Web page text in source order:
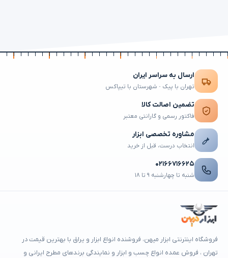
ارسال به سراسر ایران
تهران با پیک · شهرستان با تیپاکس
تضمین اصالت کالا
فاکتور رسمی و گارانتی معتبر
مشاوره تخصصی ابزار
انتخاب درست، قبل از خرید
۰۲۱۶۶۷۱۶۶۲۵
شنبه تا چهارشنبه ۹ تا ۱۸
فروشگاه اینترنتی ابزار میهن، فروشنده انواع ابزار و یراق با بهترین قیمت در
تهران ، فروش عمده انواع چسب و ابزار و نمایندگی برندهای مطرح ایرانی و